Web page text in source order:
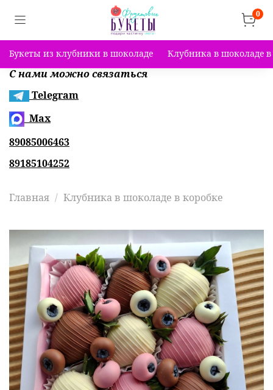
0
Букеты из клубники в шоколаде Клубника в шоколаде в
С нами можно связаться
Telegram
Max
89085006463
89185104252
Главная Клубника в шоколаде в коробке